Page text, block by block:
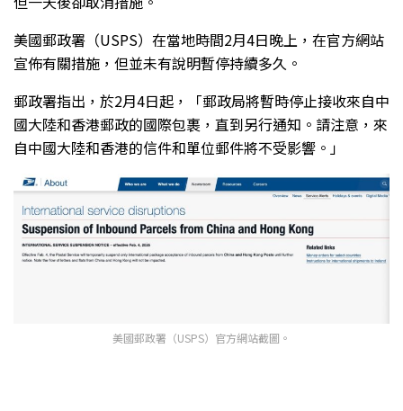
美國郵政署（USPS）在當地時間2月4日晚上，在官方網站
宣佈有關措施，但並未有說明暫停持續多久。
郵政署指出，於2月4日起，「郵政局將暫時停止接收來自中
國大陸和香港郵政的國際包裹，直到另行通知。請注意，來
自中國大陸和香港的信件和單位郵件將不受影響。」
美國郵政署（USPS）官方網站截圖。